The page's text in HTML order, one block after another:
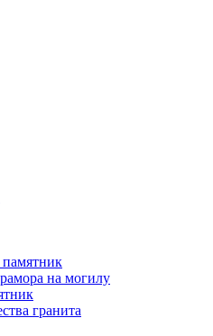
памятник
на могилу
гранита